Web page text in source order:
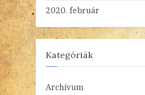
2020. február
Kategóriák
Archívum